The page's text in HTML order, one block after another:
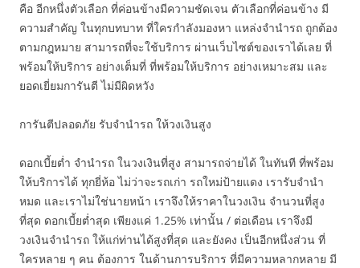
คือ อีกหนึ่งตัวเลือก ที่ค่อนข้างมีความชัดเจน ตัวเลือกที่ค่อนข้าง มี
ความสำคัญ ในทุกบทบาท ที่ใครกำลังมองหา แหล่งจำนำรถ ถูกต้อง
ตามกฎหมาย สามารถที่จะใช้บริการ ผ่านเว็บไซต์ของเราได้เลย ที่
พร้อมให้บริการ อย่างเต็มที่ ที่พร้อมให้บริการ อย่างเหมาะสม และ
ยอดเยี่ยมการันตี ไม่มีผิดหวัง
การันตีปลอดภัย รับจำนำรถ ให้วงเงินสูง
ดอกเบี้ยต่ำ จำนำรถ ในวงเงินที่สูง สามารถจ่ายได้ ในทันที ที่พร้อม
ให้บริการได้ ทุกยี่ห้อ ไม่ว่าจะรถเก่า รถใหม่ป้ายแดง เรารับจำนำ
หมด และเราไม่ใช่นายหน้า เราจึงให้ราคาในวงเงิน จำนวนที่สูง
ที่สุด ดอกเบี้ยต่ำสุด เพียงแค่ 1.25% เท่านั้น / ต่อเดือน เราจึงมี
วงเงินจำนำรถ ให้แก่ท่านได้สูงที่สุด และยังคง เป็นอีกหนึ่งส่วน ที่
ใครหลาย ๆ คน ต้องการ ในด้านการบริการ ที่มีความหลากหลาย มี